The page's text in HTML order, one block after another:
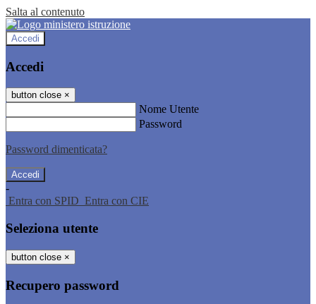
Salta al contenuto
Accedi
Accedi
button close ×
Nome Utente
Password
Password dimenticata?
-
Entra con SPID Entra con CIE
Seleziona utente
button close ×
Recupero password